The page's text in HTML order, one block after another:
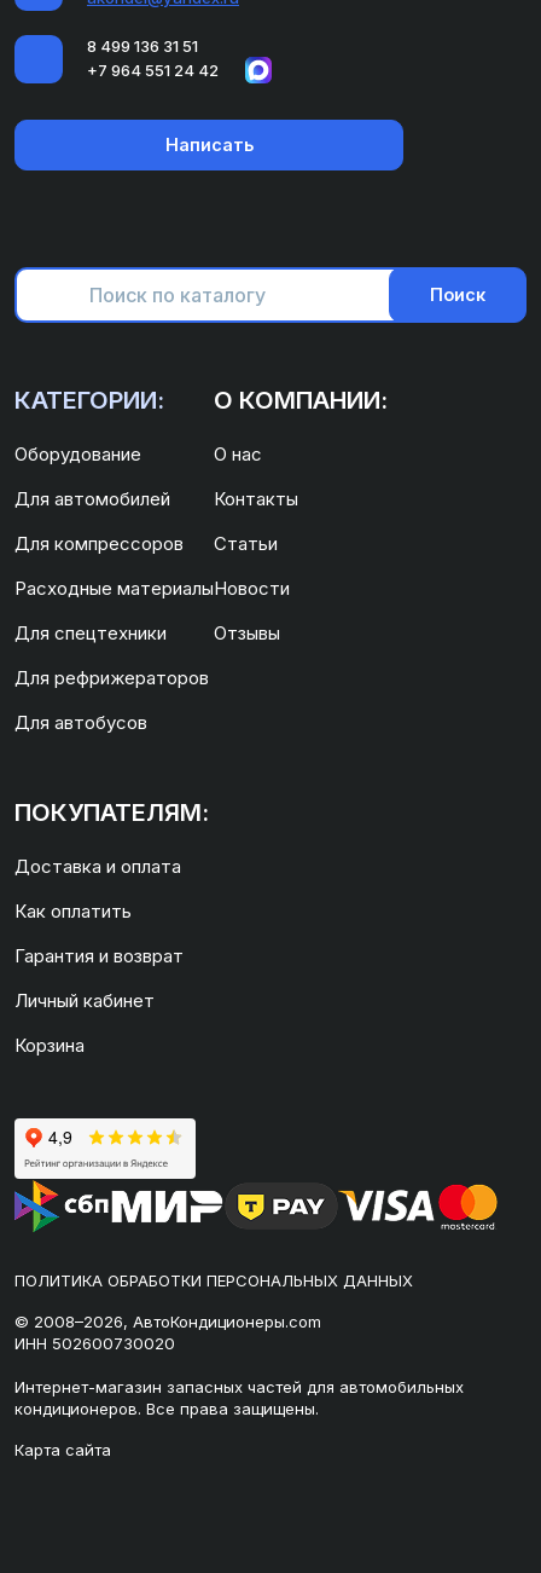
8 499 136 31 51
+7 964 551 24 42
Написать
Поиск
КАТЕГОРИИ:
Оборудование
Для автомобилей
Для компрессоров
Расходные материалы
Для спецтехники
Для рефрижераторов
Для автобусов
О КОМПАНИИ:
О нас
Контакты
Статьи
Новости
Отзывы
ПОКУПАТЕЛЯМ:
Доставка и оплата
Как оплатить
Гарантия и возврат
Личный кабинет
Корзина
ПОЛИТИКА ОБРАБОТКИ ПЕРСОНАЛЬНЫХ ДАННЫХ
© 2008–2026, АвтоКондиционеры.com
ИНН 502600730020
Интернет-магазин запасных частей для автомобильных
кондиционеров. Все права защищены.
Карта сайта